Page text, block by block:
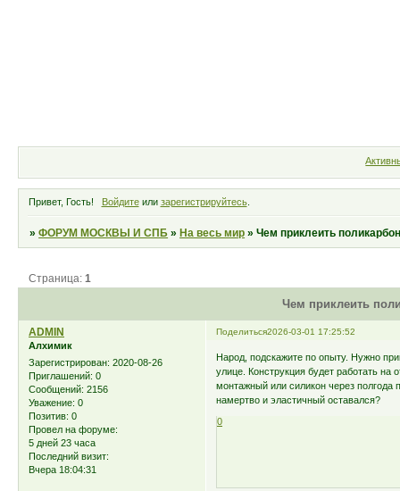
Привет, Гость! Войдитеили зарегистрируйтесь.
»ФОРУМ МОСКВЫ И СПБ »На весь мир »Чем приклеить
Чем приклеить
Страница:1
Поделиться2026-03-01 17:25:52
ADMIN
Алхимик
Зарегистрирован: 2020-08-26
Приглашений: 0
Сообщений: 2156
Уважение: 0
Позитив: 0
Провел на форуме:
5 дней 23 часа
Последний визит:
Вчера 18:04:31
Народ, подскажите по опыту. Нужно
улице. Конструкция будет работать
монтажный или силикон через
намертво и эластичный оставался?
0